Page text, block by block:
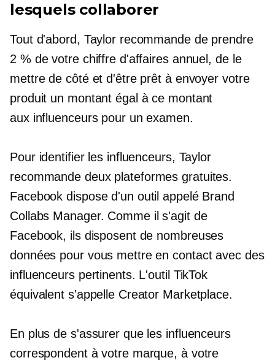
lesquels collaborer
Tout d'abord, Taylor recommande de prendre
2 % de votre chiffre d'affaires annuel, de le
mettre de côté et d'être prêt à envoyer votre
produit un montant égal à ce montant
aux influenceurs pour un examen.
Pour identifier les influenceurs, Taylor
recommande deux plateformes gratuites.
Facebook dispose d'un outil appelé Brand
Collabs Manager. Comme il s'agit de
Facebook, ils disposent de nombreuses
données pour vous mettre en contact avec des
influenceurs pertinents. L'outil TikTok
équivalent s'appelle Creator Marketplace.
En plus de s'assurer que les influenceurs
correspondent à votre marque, à votre